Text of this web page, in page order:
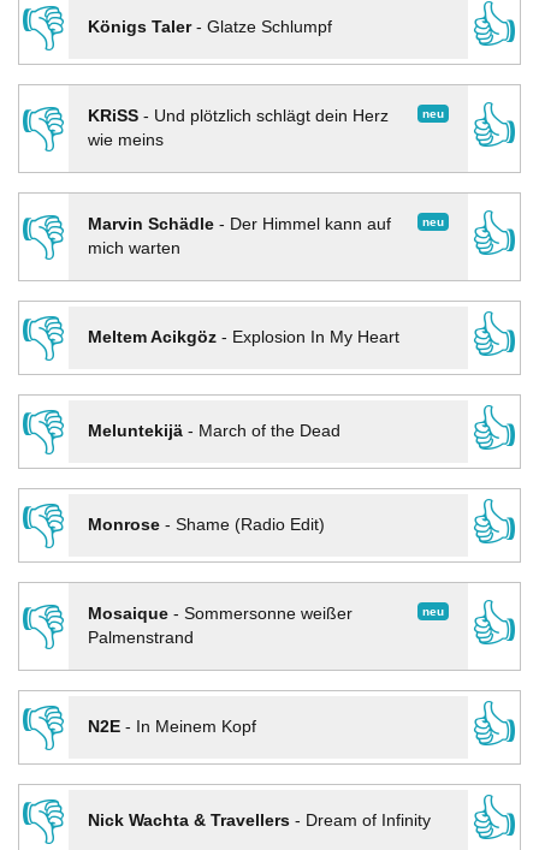
👎
Königs Taler- Glatze Schlumpf
👍
👎
neu
KRiSS- Und plötzlich schlägt dein Herz
wie meins
👍
👎 neu
Marvin Schädle- Der Himmel kann auf
mich warten
👍
👎
Meltem Acikgöz- Explosion In My Heart
👍
👎
Meluntekijä- March of the Dead
👍
👎
Monrose- Shame (Radio Edit)
👍
👎
neu
Mosaique- Sommersonne weißer
Palmenstrand
👍
👎
N2E- In Meinem Kopf
👍
👎
Nick Wachta & Travellers- Dream of Infinity
👍